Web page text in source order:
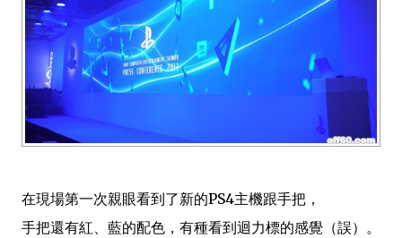
在現場第一次親眼看到了新的PS4主機跟手把，
手把還有紅、藍的配色，有種看到迴力標的感覺（誤）。